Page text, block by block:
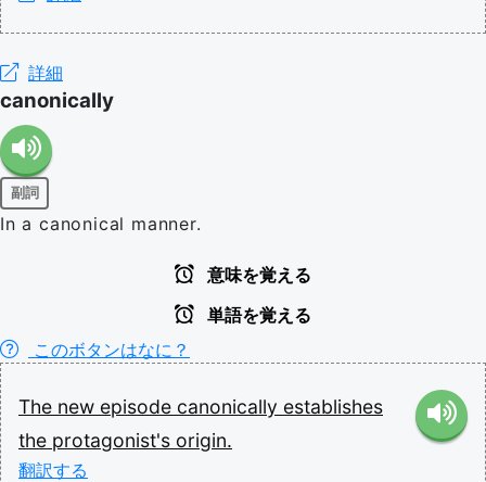
詳細
canonically
副詞
In a canonical manner.
意味を覚える
単語を覚える
このボタンはなに？
The new episode canonically establishes
the protagonist's origin.
翻訳する